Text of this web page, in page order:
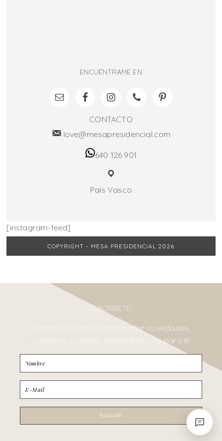
ENCUÉNTRAME EN
CONTACTO
love@mesapresidencial.com
640 126 901
País Vasco
[instagram-feed]
COPYRIGHT - MESA PRESIDENCIAL 2026
SUSCRÍBETE!
Déjanos tu correo para recibir novedades,
consejos y ofertas especiales sólo para ti!